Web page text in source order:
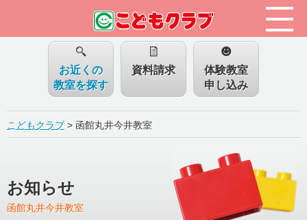
お近くの
教室を探す
資料請求
体験教室
申し込み
こどもクラブ> 函館丸井今井教室
お知らせ
函館丸井今井教室